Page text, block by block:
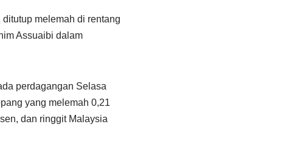
melemah di rentang
Assuaibi dalam
perdagangan Selasa
yang melemah 0,21
dan ringgit Malaysia